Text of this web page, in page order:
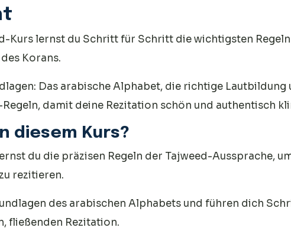
Kurs lernst du Schritt für Schritt die wichtigsten
Korans.
Das arabische Alphabet, die richtige Lautbildung
damit deine Rezitation schön und authentisch
diesem Kurs?
du die präzisen Regeln der Tajweed-Aussprache,
rezitieren.
des arabischen Alphabets und führen dich
fließenden Rezitation.